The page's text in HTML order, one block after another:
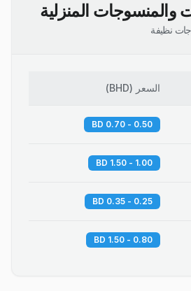
والمنسوجات المنزلية
نظيفة
السعر (
BHD
)
0.50 - 0.70 BD
1.00 - 1.50 BD
0.25 - 0.35 BD
0.80 - 1.50 BD